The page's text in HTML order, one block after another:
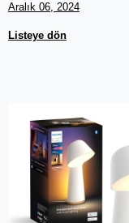
Aralık 06, 2024
Listeye dön